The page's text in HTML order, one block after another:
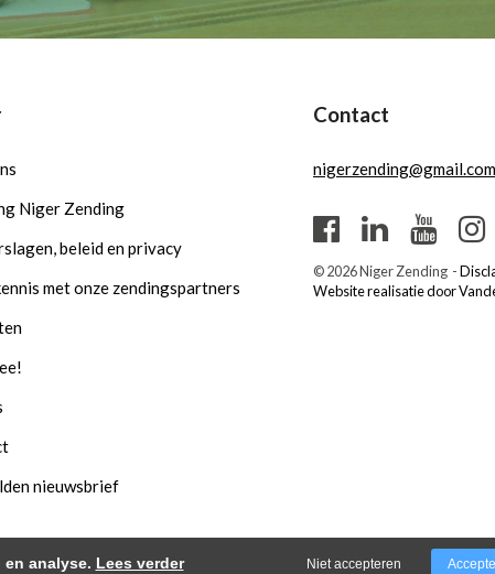
Niger Zending
beleid en privacy
met onze zendingspartners
nieuwsbrief
Contact
nigerzending@gmail.com
© 2026 Niger Zending -
Website realisatie door
analyse. Lees verder Niet accepteren